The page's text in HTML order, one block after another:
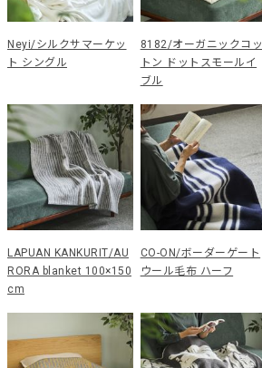
Neyi/シルクサマーケッ
ト シングル
8182/オーガニックコッ
トン ドットスモールイ
ブル
LAPUAN KANKURIT/AU
RORA blanket 100×150
cm
CO-ON/ボーダーゲート
ウール毛布 ハーフ